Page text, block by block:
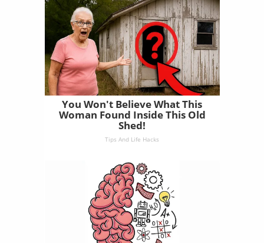
You Won't Believe What This
Woman Found Inside This Old
Shed!
Tips And Life Hacks